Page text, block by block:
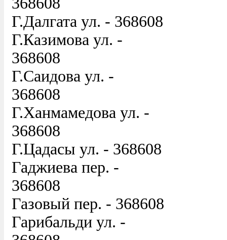
Г.Далгата ул. - 368608
Г.Казимова ул. -
368608
Г.Саидова ул. -
368608
Г.Ханмамедова ул. -
368608
Г.Цадасы ул. - 368608
Гаджиева пер. -
368608
Газовый пер. - 368608
Гарибальди ул. -